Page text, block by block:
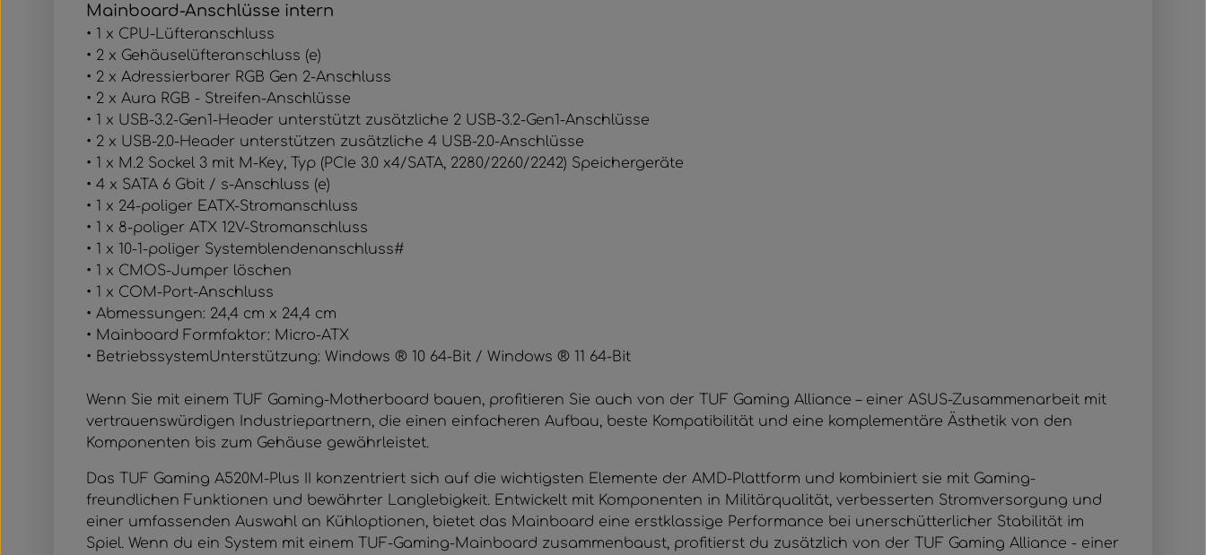
Mainboard-Anschlüsse intern
• 1 x CPU-Lüfteranschluss
• 2 x Gehäuselüfteranschluss (e)
• 2 x Adressierbarer RGB Gen 2-Anschluss
• 2 x Aura RGB - Streifen-Anschlüsse
• 1 x USB-3.2-Gen1-Header unterstützt zusätzliche 2 USB-3.2-Gen1-Anschlüsse
• 2 x USB-2.0-Header unterstützen zusätzliche 4 USB-2.0-Anschlüsse
• 1 x M.2 Sockel 3 mit M-Key, Typ (PCIe 3.0 x4/​SATA, 2280/​2260/​2242) Speichergeräte
• 4 x SATA 6 Gbit / s-Anschluss (e)
• 1 x 24-poliger EATX-Stromanschluss
• 1 x 8-poliger ATX 12V-Stromanschluss
• 1 x 10-1-poliger Systemblendenanschluss#
• 1 x CMOS-Jumper löschen
• 1 x COM-Port-Anschluss
• Abmessungen: 24,4 cm x 24,4 cm
• Mainboard Formfaktor: Micro-ATX
• BetriebssystemUnterstützung: Windows ® 10 64-Bit / Windows ® 11 64-Bit
Wenn Sie mit einem TUF Gaming-Motherboard bauen, profitieren Sie auch von der TUF Gaming Alliance – einer ASUS-Zusammenarbeit mit
vertrauenswürdigen Industriepartnern, die einen einfacheren Aufbau, beste Kompatibilität und eine komplementäre Ästhetik von den
Komponenten bis zum Gehäuse gewährleistet.
Das TUF Gaming A520M-Plus II konzentriert sich auf die wichtigsten Elemente der AMD-Plattform und kombiniert sie mit Gaming-
freundlichen Funktionen und bewährter Langlebigkeit. Entwickelt mit Komponenten in Militärqualität, verbesserten Stromversorgung und
einer umfassenden Auswahl an Kühloptionen, bietet das Mainboard eine erstklassige Performance bei unerschütterlicher Stabilität im
Spiel. Wenn du ein System mit einem TUF-Gaming-Mainboard zusammenbaust, profitierst du zusätzlich von der TUF Gaming Alliance - einer